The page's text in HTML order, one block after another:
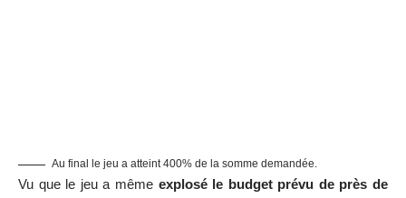
Au final le jeu a atteint 400% de la somme demandée.
Vu que le jeu a même explosé le budget prévu de près de